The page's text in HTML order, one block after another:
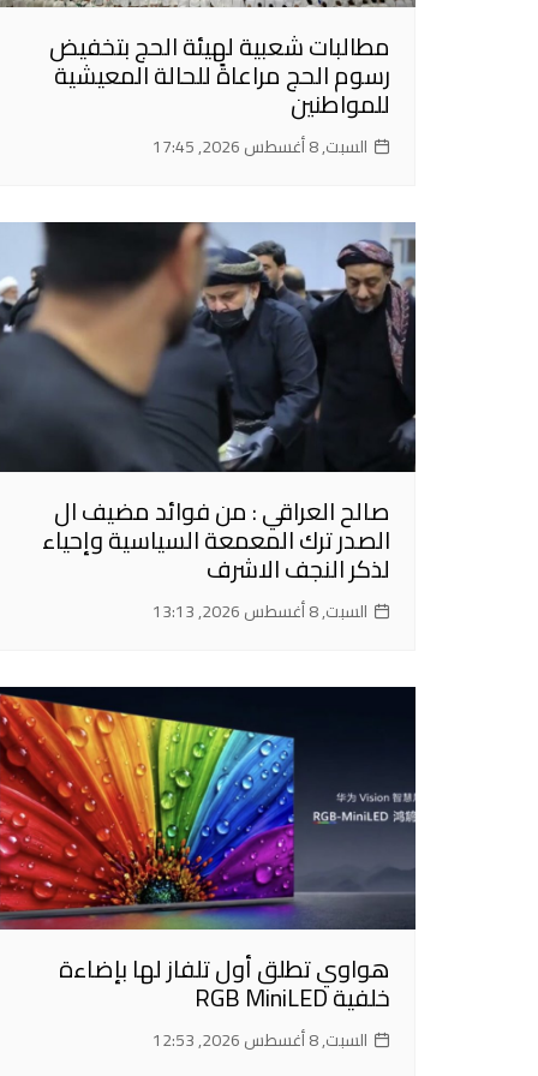
مطالبات شعبية لهيئة الحج بتخفيض
رسوم الحج مراعاةً للحالة المعيشية
للمواطنين
السبت, 8 أغسطس 2026, 17:45
صالح العراقي : من فوائد مضيف ال
الصدر ترك المعمعة السياسية وإحياء
لذكر النجف الاشرف
السبت, 8 أغسطس 2026, 13:13
هواوي تطلق أول تلفاز لها بإضاءة
خلفية RGB MiniLED
السبت, 8 أغسطس 2026, 12:53